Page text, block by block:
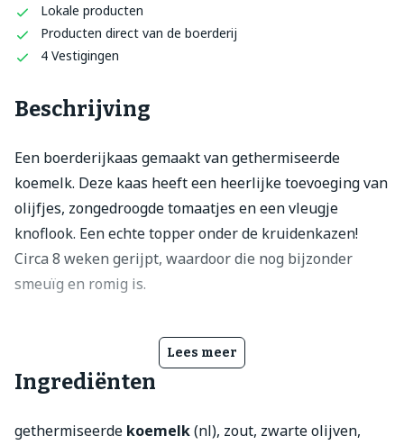
Lokale producten
Producten direct van de boerderij
4 Vestigingen
Beschrijving
Een boerderijkaas gemaakt van gethermiseerde
koemelk. Deze kaas heeft een heerlijke toevoeging van
olijfjes, zongedroogde tomaatjes en een vleugje
knoflook. Een echte topper onder de kruidenkazen!
Circa 8 weken gerijpt, waardoor die nog bijzonder
smeuïg en romig is.
Lees meer
Ingrediënten
gethermiseerde koemelk(nl), zout, zwarte olijven,